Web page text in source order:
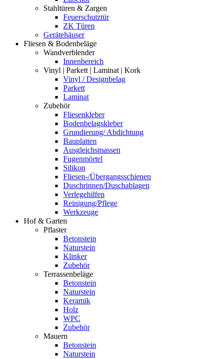
Stahltüren & Zargen
Feuerschutztür
ZK Türen
Gerätehäuser
Fliesen & Bodenbeläge
Wandverblender
Innenbereich
Vinyl | Parkett | Laminat | Kork
Vinyl / Designbelag
Parkett
Laminat
Zubehör
Fliesenkleber
Bodenbelagskleber
Grundierung/ Abdichtung
Bauplatten
Ausgleichsmassen
Fugenmörtel
Silikon
Fliesen-/Übergangsschienen
Duschrinnen/Duschablagen
Verlegehilfen
Reinigung/Pflege
Werkzeuge
Hof & Garten
Pflaster
Betonstein
Naturstein
Klinker
Zubehör
Terrassenbeläge
Betonstein
Naturstein
Keramik
Holz
WPC
Zubehör
Mauern
Betonstein
Naturstein